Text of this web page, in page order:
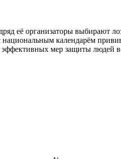
её организаторы выбирают
календарём
мер защиты людей